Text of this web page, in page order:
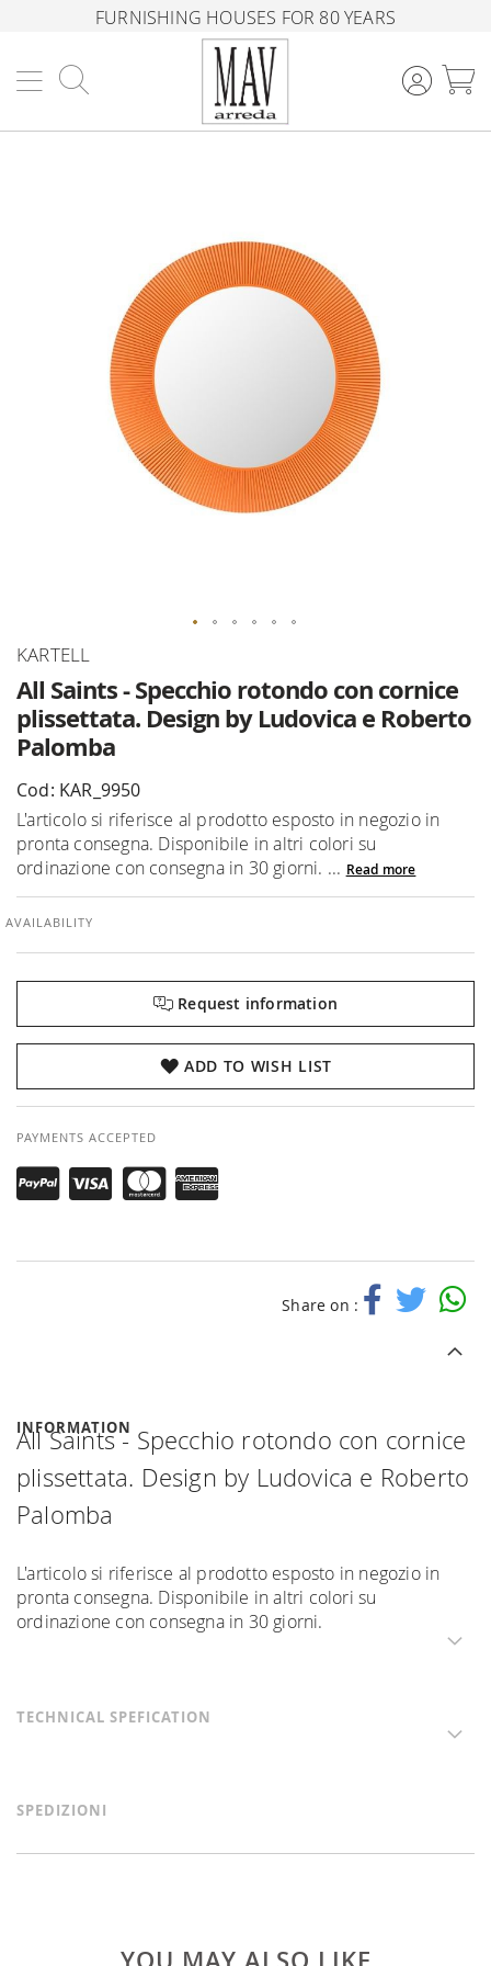
FURNISHING HOUSES FOR 80 YEARS
All Saints - Specchio rotondo con cornice
plissettata. Design by Ludovica e Roberto
Palomba
KARTELL
Cod: KAR_9950
L'articolo si riferisce al prodotto esposto in negozio in
pronta consegna. Disponibile in altri colori su
ordinazione con consegna in 30 giorni. ... Read more
AVAILABILITY
Request information
ADD TO WISH LIST
PAYMENTS ACCEPTED
Share on :
Skip
the
beginning
of
images
gallery
INFORMATION
All Saints - Specchio rotondo con cornice
plissettata. Design by Ludovica e Roberto
Palomba
L'articolo si riferisce al prodotto esposto in negozio in
pronta consegna. Disponibile in altri colori su
ordinazione con consegna in 30 giorni.
TECHNICAL SPEFICATION
SPEDIZIONI